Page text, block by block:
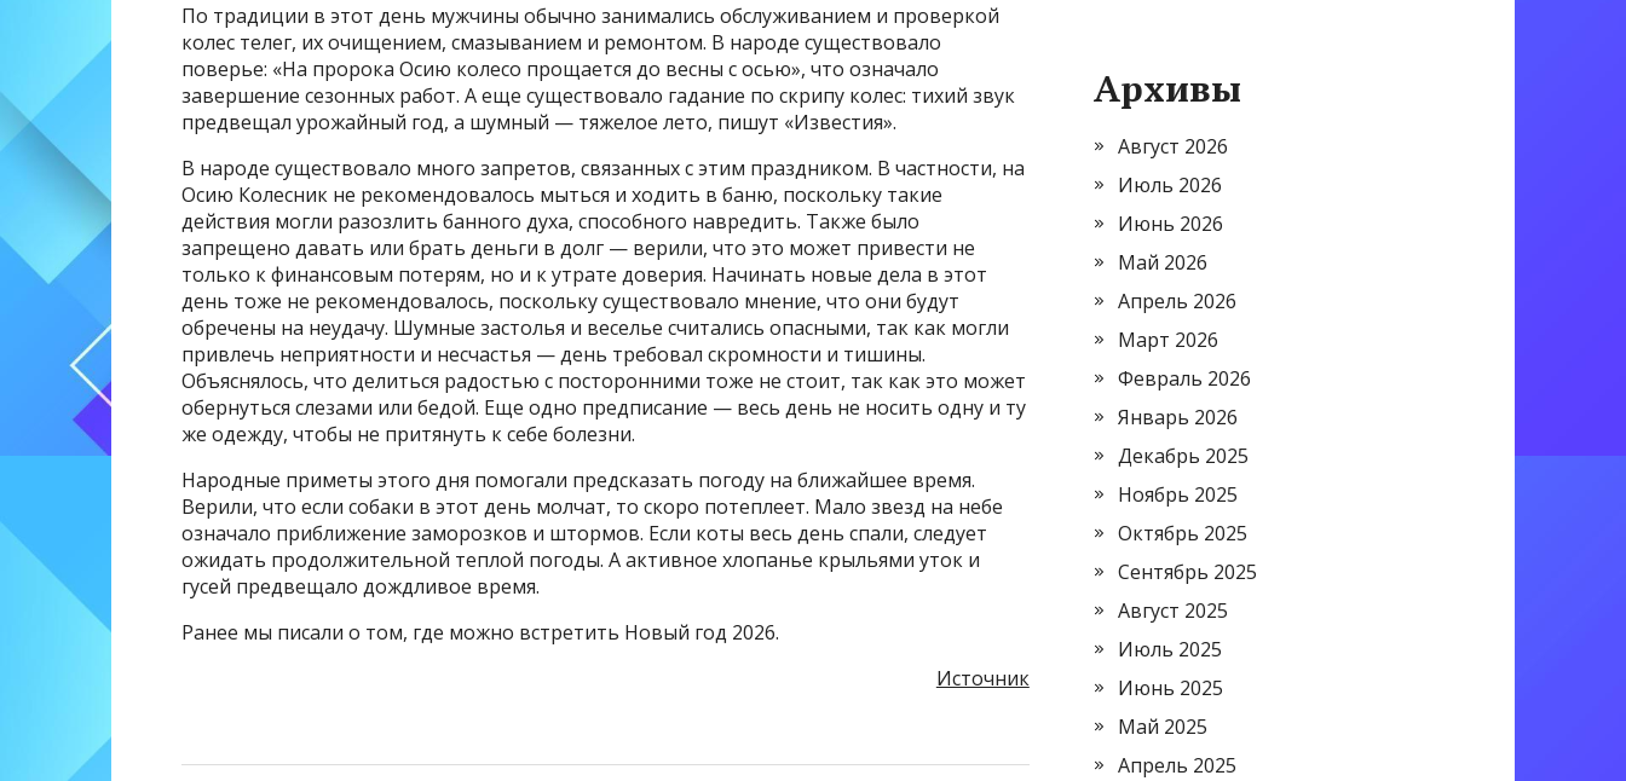
По традиции в этот день мужчины обычно занимались обслуживанием и проверкой
колес телег, их очищением, смазыванием и ремонтом. В народе существовало
поверье: «На пророка Осию колесо прощается до весны с осью», что означало
завершение сезонных работ. А еще существовало гадание по скрипу колес: тихий звук
предвещал урожайный год, а шумный — тяжелое лето, пишут «Известия».
В народе существовало много запретов, связанных с этим праздником. В частности, на
Осию Колесник не рекомендовалось мыться и ходить в баню, поскольку такие
действия могли разозлить банного духа, способного навредить. Также было
запрещено давать или брать деньги в долг — верили, что это может привести не
только к финансовым потерям, но и к утрате доверия. Начинать новые дела в этот
день тоже не рекомендовалось, поскольку существовало мнение, что они будут
обречены на неудачу. Шумные застолья и веселье считались опасными, так как могли
привлечь неприятности и несчастья — день требовал скромности и тишины.
Объяснялось, что делиться радостью с посторонними тоже не стоит, так как это может
обернуться слезами или бедой. Еще одно предписание — весь день не носить одну и ту
же одежду, чтобы не притянуть к себе болезни.
Народные приметы этого дня помогали предсказать погоду на ближайшее время.
Верили, что если собаки в этот день молчат, то скоро потеплеет. Мало звезд на небе
означало приближение заморозков и штормов. Если коты весь день спали, следует
ожидать продолжительной теплой погоды. А активное хлопанье крыльями уток и
гусей предвещало дождливое время.
Ранее мы писали о том, где можно встретить Новый год 2026.
Источник
Архивы
Август 2026
Июль 2026
Июнь 2026
Май 2026
Апрель 2026
Март 2026
Февраль 2026
Январь 2026
Декабрь 2025
Ноябрь 2025
Октябрь 2025
Сентябрь 2025
Август 2025
Июль 2025
Июнь 2025
Май 2025
Апрель 2025